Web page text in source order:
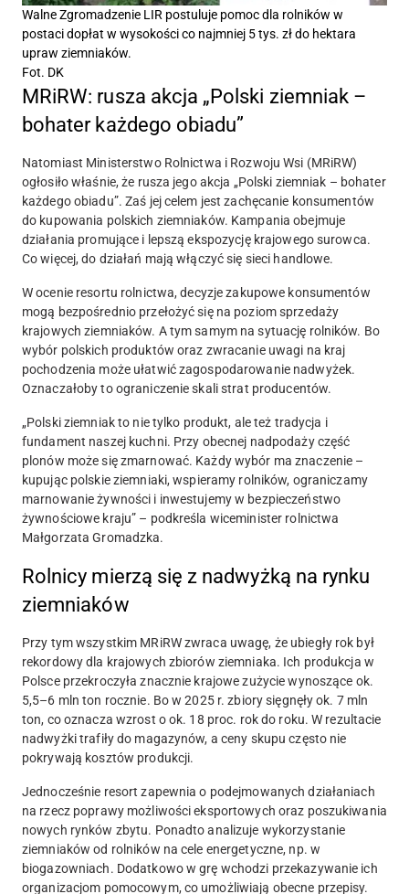
Walne Zgromadzenie LIR postuluje pomoc dla rolników w
postaci dopłat w wysokości co najmniej 5 tys. zł do hektara
upraw ziemniaków.
Fot. DK
MRiRW: rusza akcja „Polski ziemniak –
bohater każdego obiadu”
Natomiast Ministerstwo Rolnictwa i Rozwoju Wsi (MRiRW)
ogłosiło właśnie, że rusza jego akcja „Polski ziemniak – bohater
każdego obiadu”. Zaś jej celem jest zachęcanie konsumentów
do kupowania polskich ziemniaków. Kampania obejmuje
działania promujące i lepszą ekspozycję krajowego surowca.
Co więcej, do działań mają włączyć się sieci handlowe.
W ocenie resortu rolnictwa, decyzje zakupowe konsumentów
mogą bezpośrednio przełożyć się na poziom sprzedaży
krajowych ziemniaków. A tym samym na sytuację rolników. Bo
wybór polskich produktów oraz zwracanie uwagi na kraj
pochodzenia może ułatwić zagospodarowanie nadwyżek.
Oznaczałoby to ograniczenie skali strat producentów.
„Polski ziemniak to nie tylko produkt, ale też tradycja i
fundament naszej kuchni. Przy obecnej nadpodaży część
plonów może się zmarnować. Każdy wybór ma znaczenie –
kupując polskie ziemniaki, wspieramy rolników, ograniczamy
marnowanie żywności i inwestujemy w bezpieczeństwo
żywnościowe kraju” – podkreśla wiceminister rolnictwa
Małgorzata Gromadzka.
Rolnicy mierzą się z nadwyżką na rynku
ziemniaków
Przy tym wszystkim MRiRW zwraca uwagę, że ubiegły rok był
rekordowy dla krajowych zbiorów ziemniaka. Ich produkcja w
Polsce przekroczyła znacznie krajowe zużycie wynoszące ok.
5,5–6 mln ton rocznie. Bo w 2025 r. zbiory sięgnęły ok. 7 mln
ton, co oznacza wzrost o ok. 18 proc. rok do roku. W rezultacie
nadwyżki trafiły do magazynów, a ceny skupu często nie
pokrywają kosztów produkcji.
Jednocześnie resort zapewnia o podejmowanych działaniach
na rzecz poprawy możliwości eksportowych oraz poszukiwania
nowych rynków zbytu. Ponadto analizuje wykorzystanie
ziemniaków od rolników na cele energetyczne, np. w
biogazowniach. Dodatkowo w grę wchodzi przekazywanie ich
organizacjom pomocowym, co umożliwiają obecne przepisy.